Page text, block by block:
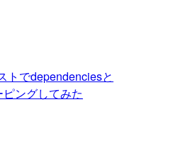
トでdependenciesと
ングしてみた